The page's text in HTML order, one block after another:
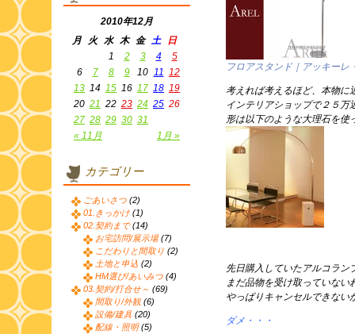
フロアスタンド｜アッキー
考えれば考えるほど、本物に
インテリアショップで２５万
形は以下のような大理石を使
先日購入していたアルコラン
まだ品物を受け取っていない
やっぱりキャンセルできない
ダメ・・・
2010年12月
月
火 水 木 金 土 日
« 11月 1月 »
1 2 3 4
5
6
7 8 9 10 11 12
13 14 15 16 17 18 19
20 21 22 23 24 25 26
27 28 29 30 31
カテゴリー
ごあいさつ (2)
01.きっかけ (1)
02.契約まで(14)
お宅訪問/展示場(7)
こだわりと間取り (2)
土地と申込 (2)
HM選び/あいみつ (4)
03.契約/打合せ～ (69)
間取り/外観 (6)
設備/建具 (20)
配線・照明(5)